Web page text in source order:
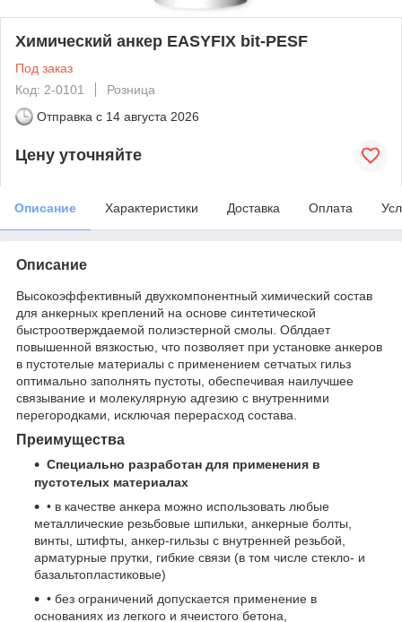
Химический анкер EASYFIX bit-PESF
Под заказ
Код: 2-0101
Розница
Отправка с 14 августа 2026
Цену уточняйте
Описание Характеристики Доставка Оплата
Описание
Высокоэффективный двухкомпонентный химический состав
для анкерных креплений на основе синтетической
быстроотверждаемой полиэстерной смолы. Облдает
повышенной вязкостью, что позволяет при установке анкеров
в пустотелые материалы с применением сетчатых гильз
оптимально заполнять пустоты, обеспечивая наилучшее
связывание и молекулярную адгезию с внутренними
перегородками, исключая перерасход состава.
Преимущества
Специально разработан для применения в
пустотелых материалах
• в качестве анкера можно использовать любые
металлические резьбовые шпильки, анкерные болты,
винты, штифты, анкер-гильзы с внутренней резьбой,
арматурные прутки, гибкие связи (в том числе стекло- и
базальтопластиковые)
• без ограничений допускается применение в
основаниях из легкого и ячеистого бетона,